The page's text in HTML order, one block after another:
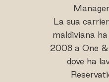
La sua
maldiviana
2008 a One
dove ha